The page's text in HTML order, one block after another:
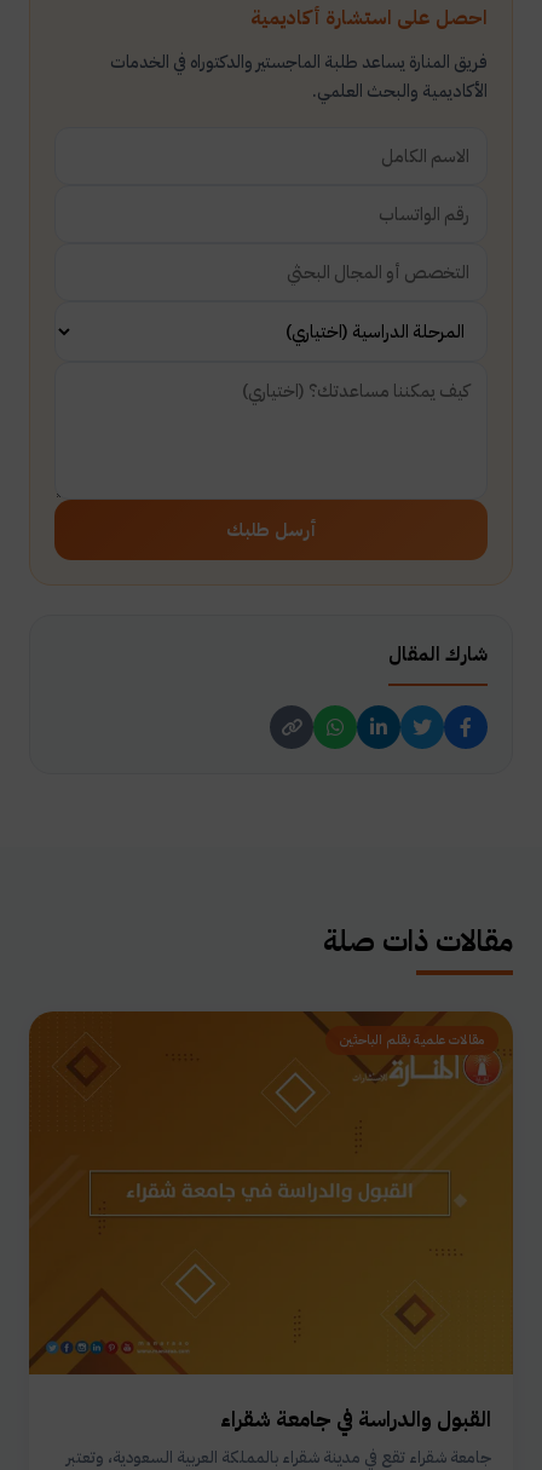
احصل على استشارة أكاديمية
فريق المنارة يساعد طلبة الماجستير والدكتوراه في الخدمات
الأكاديمية والبحث العلمي.
أرسل طلبك
شارك المقال
مقالات ذات صلة
مقالات علمية بقلم الباحثين
القبول والدراسة في جامعة شقراء
جامعة شقراء تقع في مدينة شقراء بالمملكة العربية السعودية، وتعتبر